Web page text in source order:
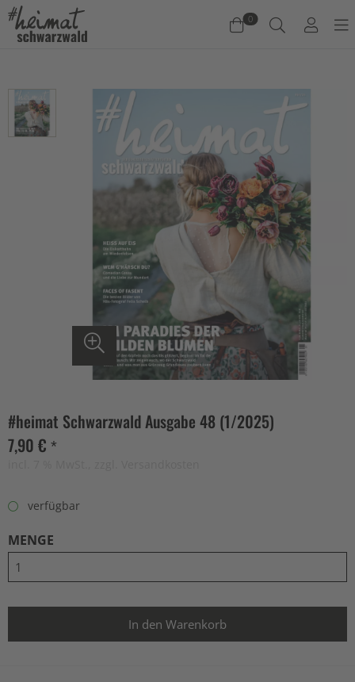
0
Es befinden sich keine Produkte im Warenkorb.
#heimat Schwarzwald Ausgabe 48 (1/2025)
7,90 € *
verfügbar
MENGE